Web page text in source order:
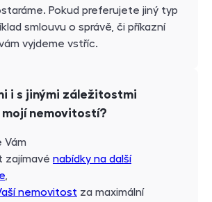
Pokud preferujete jiný typ
smlouvu o správě, či příkazní
vyjdeme vstříc.
i s jinými záležitostmi
mojí nemovitostí?
Vám
zajímavé nabídky na další
nemovitost za maximální